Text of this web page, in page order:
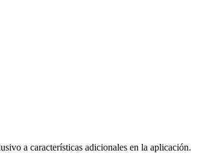
a características adicionales en la aplicación.